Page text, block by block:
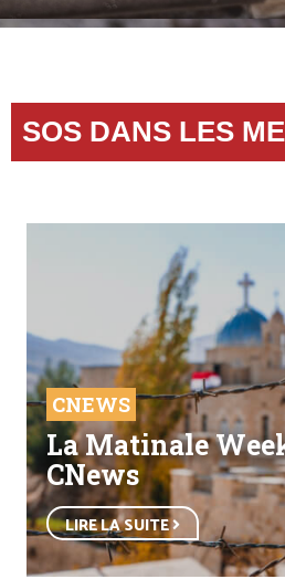
SOS DANS LES
CNEWS
La Matinale
CNews
LIRE LA SUITE